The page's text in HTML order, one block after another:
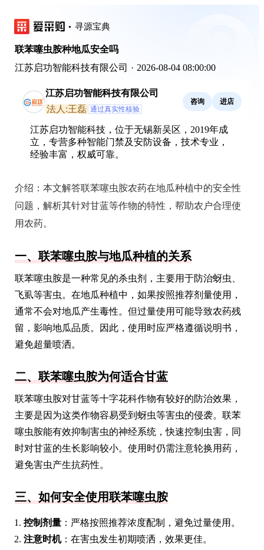
寻源宝典
联苯噻虫胺种地瓜安全吗
江苏启功智能科技有限公司 · 2026-08-04 08:00:00
江苏启功智能科技有限公司
法人:王磊 通过真实性核验
咨询 进店
江苏启功智能科技，位于无锡新吴区，2019年成
立，专营多种智能门禁及安防设备，技术专业，
经验丰富，权威可靠。
介绍： 本文解答联苯噻虫胺农药在地瓜种植中的安全性
问题，解析其针对甘蓝等作物的特性，帮助农户合理使
用农药。
一、联苯噻虫胺与地瓜种植的关系
联苯噻虫胺是一种常见的杀虫剂，主要用于防治蚜虫、
飞虱等害虫。在地瓜种植中，如果按照推荐剂量使用，
通常不会对地瓜产生毒性。但过量使用可能导致农药残
留，影响地瓜品质。因此，使用时应严格遵循说明书，
避免超量喷洒。
二、联苯噻虫胺为何适合甘蓝
联苯噻虫胺对甘蓝等十字花科作物有较好的防治效果，
主要是因为这类作物容易受到蚜虫等害虫的侵袭。联苯
噻虫胺能有效抑制害虫的神经系统，快速控制虫害，同
时对甘蓝的生长影响较小。使用时仍需注意轮换用药，
避免害虫产生抗药性。
三、如何安全使用联苯噻虫胺
控制剂量 ：严格按照推荐浓度配制，避免过量使用。
注意时机：在害虫发生初期喷洒，效果更佳。